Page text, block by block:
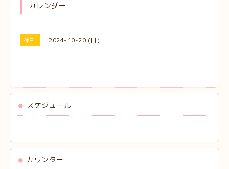
カレンダー
休日 2024-10-20 (日)
スケジュール
カウンター